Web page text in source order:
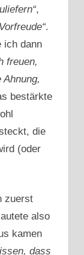
,
.
ich dann
freuen,
Ahnung,
bestärkte
die
(oder
zuerst
also
kamen
dass